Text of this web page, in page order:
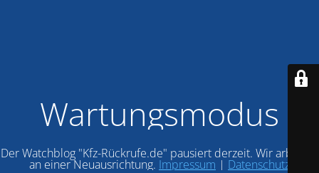
Wartungsmodus
Der Watchblog "Kfz-Rückrufe.de" pausiert derzeit. Wir arbeiten
an einer Neuausrichtung. Impressum | Datenschutz